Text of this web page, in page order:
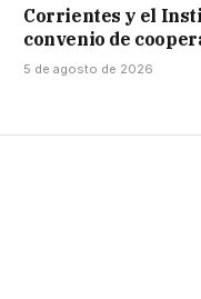
Corrientes y el
convenio de
5 de agosto de 2026